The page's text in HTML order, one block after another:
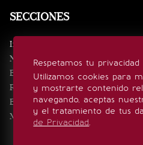
Respetamos tu privacidad
Utilizamos cookies para
y mostrarte contenido
navegando, aceptas
y el tratamiento de tus
de Privacidad.
SECCIONES
Inicio
Noticias
Eventos
Realeza
Estilo de vida
Minuto x Minuto